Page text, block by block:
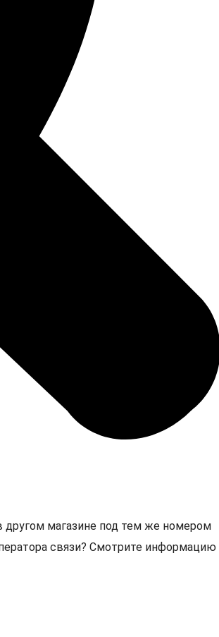
другом магазине под тем же номером
связи? Смотрите информацию